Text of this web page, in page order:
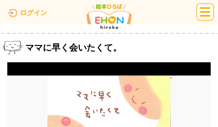
ログイン 絵本ひろば
ママに早く会いたくて。